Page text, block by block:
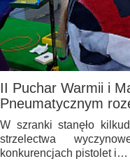
II Puchar Warmii i
Pneumatycznym
W szranki stanęło
strzelectwa
konkurencjach pistolet i…